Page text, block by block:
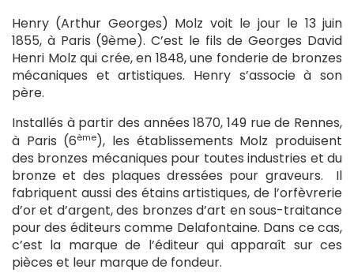
Henry (Arthur Georges) Molz voit le jour le 13 juin
1855, à Paris (9ème). C’est le fils de Georges David
Henri Molz qui crée, en 1848, une fonderie de bronzes
mécaniques et artistiques. Henry s’associe à son
père.
Installés à partir des années 1870, 149 rue de Rennes,
à Paris (6ème), les établissements Molz produisent
des bronzes mécaniques pour toutes industries et du
bronze et des plaques dressées pour graveurs. Il
fabriquent aussi des étains artistiques, de l’orfèvrerie
d’or et d’argent, des bronzes d’art en sous-traitance
pour des éditeurs comme Delafontaine. Dans ce cas,
c’est la marque de l’éditeur qui apparaît sur ces
pièces et leur marque de fondeur.